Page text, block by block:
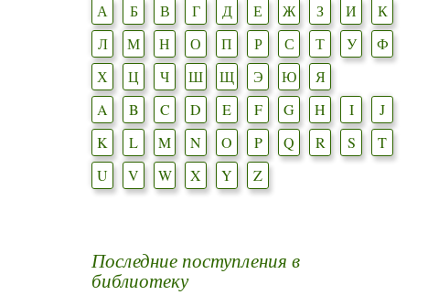
А Б В Г Д Е Ж З И
К
Л
М Н О П Р С Т У
Ф
Х
Ц Ч Ш Щ Э Ю
Я
A
B C D E F G H I
J
K
L M N O P Q R S
T
U
V W X Y Z
Последние поступления в
библиотеку